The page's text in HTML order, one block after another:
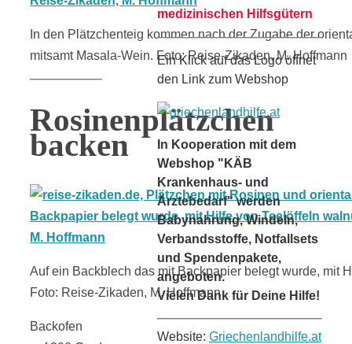
In den Plätzchenteig kommen nach der Zugabe der
mitsamt Masala-Wein. Foto: Reise-Zikaden, M. Hoffmann
Rosinenplätzchen
backen
Auf ein Backblech das mit Backpapier belegt wurde, mit
Foto: Reise-Zikaden, M. Hoffmann
Backofen
medizinischen Hilfsgütern
Ein Klick auf das Logo öffnet
den Link zum Webshop
In Kooperation mit dem
Webshop "KÄB
Krankenhaus- und
Ärztebedarf" werden
Babynahrung, Windeln,
Verbandsstoffe, Notfallsets
und Spendenpakete,
angeboten.
Vielen Dank für Deine Hilfe!
Website: Griechenlandhilfe.at